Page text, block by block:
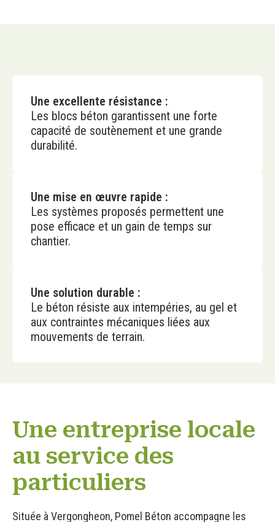
Une excellente résistance :
Les blocs béton garantissent une forte
capacité de soutènement et une grande
durabilité.
Une mise en œuvre rapide :
Les systèmes proposés permettent une
pose efficace et un gain de temps sur
chantier.
Une solution durable :
Le béton résiste aux intempéries, au gel et
aux contraintes mécaniques liées aux
mouvements de terrain.
Une entreprise locale
au service des
particuliers
Située à Vergongheon, Pomel Béton accompagne les